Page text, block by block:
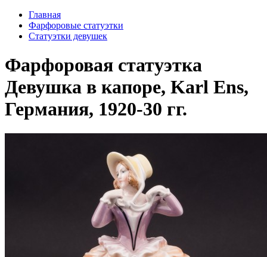
Главная
Фарфоровые статуэтки
Статуэтки девушек
Фарфоровая статуэтка
Девушка в капоре, Karl Ens,
Германия, 1920-30 гг.